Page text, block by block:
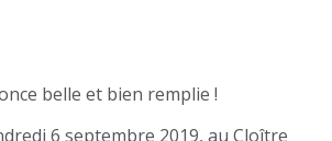
belle et bien remplie !
6 septembre 2019, au Cloître